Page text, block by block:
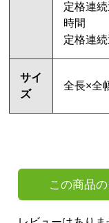
定格連
時間
定格連
サイ
ズ
全長×全
この商品